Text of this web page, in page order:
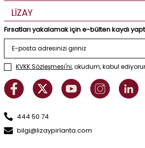
LİZAY
Fırsatları yakalamak için e-bülten kaydı
KVKK Sözleşmesi'ni, okudum, kabul
444 50 74
bilgi@lizaypirlanta.com